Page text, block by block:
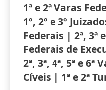
1ª e 2ª Varas
1º, 2º e 3º
Federais | 2ª, 3ª
Federais de
2ª, 3ª, 4ª, 5ª e 6ª
Cíveis | 1ª e 2ª